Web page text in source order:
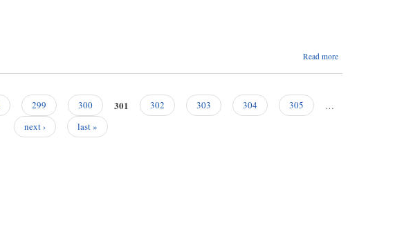
Read more
299 300 301 302 303 304 305
…
next ›
last »